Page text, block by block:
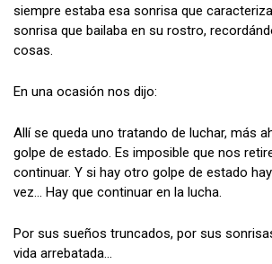
siempre estaba esa sonrisa que
sonrisa que bailaba en su rostro,
cosas.
En una ocasión nos dijo:
Allí se queda uno tratando de luchar, más
golpe de estado. Es imposible que nos
continuar. Y si hay otro golpe de estado
vez… Hay que continuar en la lucha.
Por sus sueños truncados, por sus
vida arrebatada…